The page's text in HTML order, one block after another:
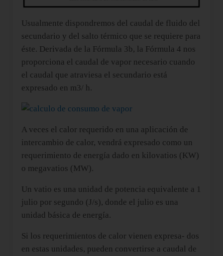
Usualmente dispondremos del caudal de fluido del
secundario y del salto térmico que se requiere para
éste. Derivada de la Fórmula 3b, la Fórmula 4 nos
proporciona el caudal de vapor necesario cuando
el caudal que atraviesa el secundario está
expresado en m3/ h.
A veces el calor requerido en una aplicación de
intercambio de calor, vendrá expresado como un
requerimiento de energía dado en kilovatios (KW)
o megavatios (MW).
Un vatio es una unidad de potencia equivalente a 1
julio por segundo (J/s), donde el julio es una
unidad básica de energía.
Si los requerimientos de calor vienen expresa- dos
en estas unidades, pueden convertirse a caudal de